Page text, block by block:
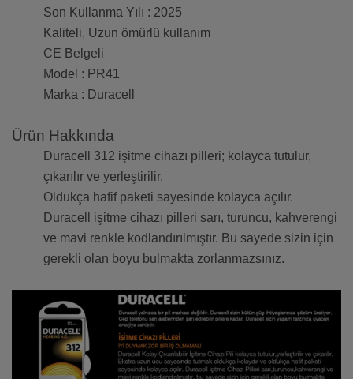
Son Kullanma Yılı : 2025
Kaliteli, Uzun ömürlü kullanım
CE Belgeli
Model : PR41
Marka : Duracell
Ürün Hakkında
Duracell 312 işitme cihazı pilleri; kolayca tutulur,
çıkarılır ve yerleştirilir.
Oldukça hafif paketi sayesinde kolayca açılır.
Duracell işitme cihazı pilleri sarı, turuncu, kahverengi
ve mavi renkle kodlandırılmıştır. Bu sayede sizin için
gerekli olan boyu bulmakta zorlanmazsınız.